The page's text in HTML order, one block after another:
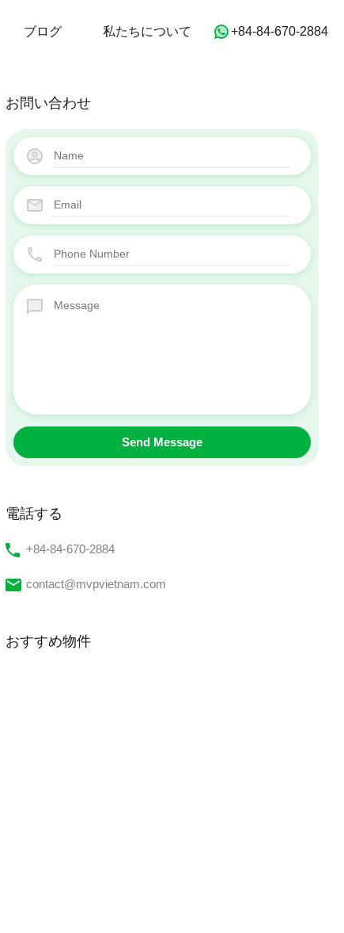
ホーム ブログ 私たちについて
ブログ 私たちについて ‭+84-84-670-2884‬
お問い合わせ
電話する
‭+84-84-670-2884‬
contact@mvpvietnam.com
おすすめ物件